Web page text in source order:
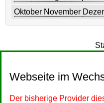
Oktober November
Webseite im
Der bisherige Provider